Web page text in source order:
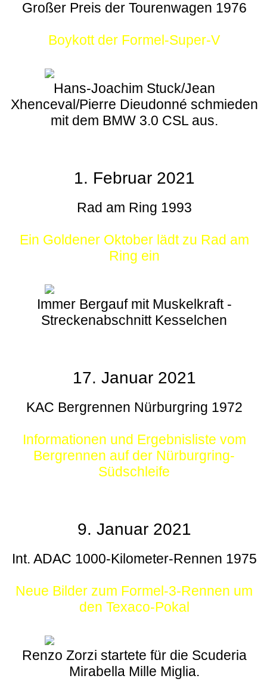
Großer Preis der Tourenwagen 1976
Boykott der Formel-Super-V
Hans-Joachim Stuck/Jean
Xhenceval/Pierre Dieudonné schmieden
mit dem BMW 3.0 CSL aus.
1. Februar 2021
Rad am Ring 1993
Ein Goldener Oktober lädt zu Rad am
Ring ein
Immer Bergauf mit Muskelkraft -
Streckenabschnitt Kesselchen
17. Januar 2021
KAC Bergrennen Nürburgring 1972
Informationen und Ergebnisliste vom
Bergrennen auf der Nürburgring-
Südschleife
9. Januar 2021
Int. ADAC 1000-Kilometer-Rennen 1975
Neue Bilder zum Formel-3-Rennen um
den Texaco-Pokal
Renzo Zorzi startete für die Scuderia
Mirabella Mille Miglia.